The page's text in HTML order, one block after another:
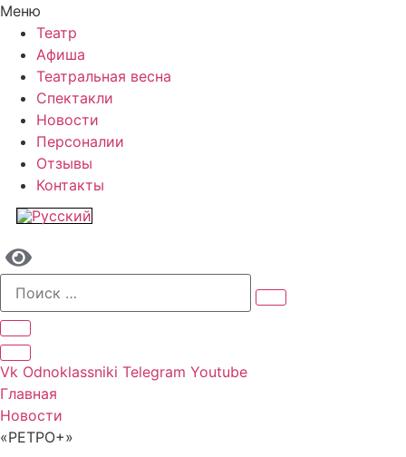
Меню
Театр
Афиша
Театральная весна
Спектакли
Новости
Персоналии
Отзывы
Контакты
Vk Odnoklassniki Telegram Youtube
Главная
Новости
«РЕТРО+»